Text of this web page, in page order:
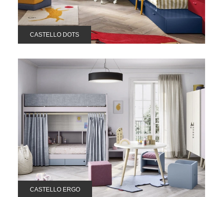
CASTELLO DOTS
CASTELLO ERGO